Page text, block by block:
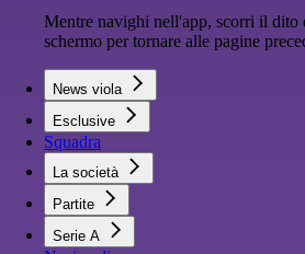
Mentre navighi nell'app, scorri il dito
schermo per tornare alle pagine
News viola
Esclusive
Squadra
La società
Partite
Serie A